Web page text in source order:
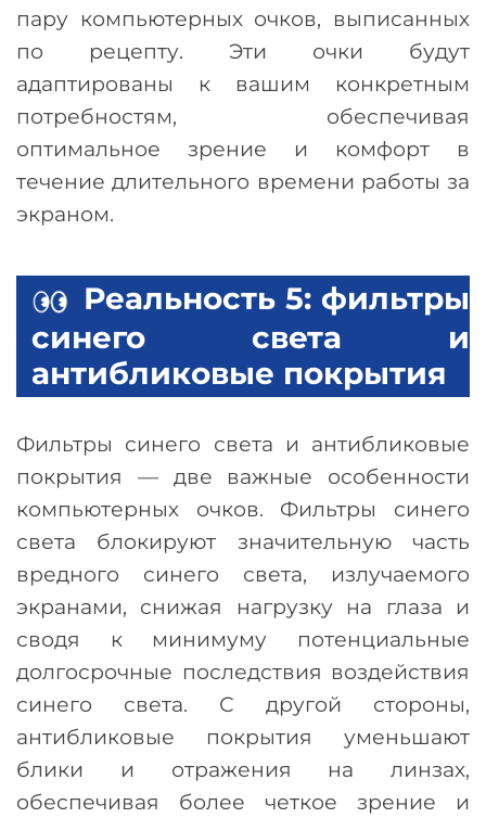
пару компьютерных очков, выписанных
по рецепту. Эти очки будут
адаптированы к вашим конкретным
потребностям, обеспечивая
оптимальное зрение и комфорт в
течение длительного времени работы за
экраном.
Реальность 5: фильтры
синего света и
антибликовые покрытия
Фильтры синего света и антибликовые
покрытия —две важные особенности
компьютерных очков. Фильтры синего
света блокируют значительную часть
вредного синего света, излучаемого
экранами, снижая нагрузку на глаза и
сводя к минимуму потенциальные
долгосрочные последствия воздействия
синего света. С другой стороны,
антибликовые покрытия уменьшают
блики и отражения на линзах,
обеспечивая более четкое зрение и